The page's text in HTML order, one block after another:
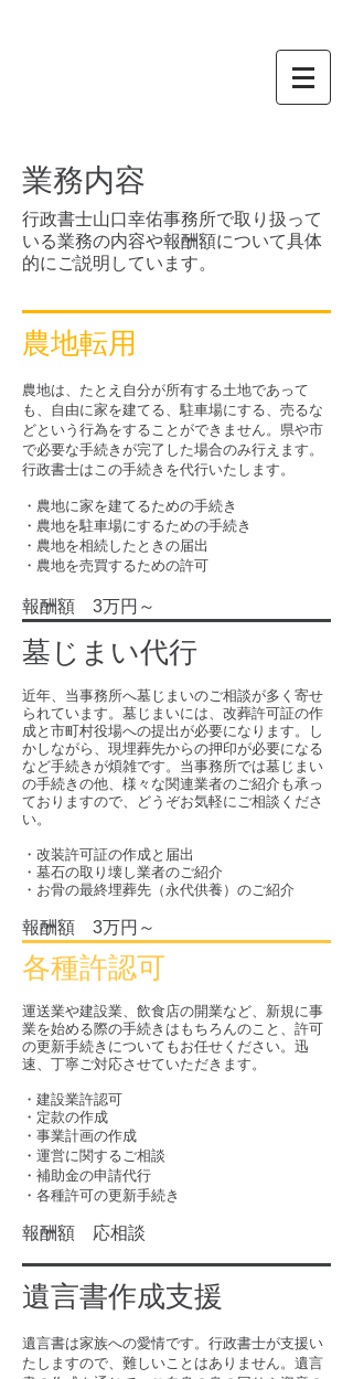
業務内容
行政書士山口幸佑事務所で取り扱って
いる業務の内容や報酬額について具体
的にご説明しています。​
農地転用
農地は、たとえ自分が所有する土地であって
も、自由に家を建てる、駐車場にする、売るな
どという行為をすることができません。県や市
で必要な手続きが完了した場合のみ行えます。
行政書士はこの手続きを代行いたします。
・農地に家を建てるための手続き
・農地を駐車場にするための手続き
・農地を相続したときの届出
・農地を売買するための許可
報酬額 3万円～
墓じまい代行
近年、当事務所へ墓じまいのご相談が多く寄せ
られています。墓じまいには、改葬許可証の作
成と市町村役場への提出が必要になります。し
かしながら、現埋葬先からの押印が必要になる
など手続きが煩雑です。当事務所では墓じまい
の手続きの他、様々な関連業者のご紹介も承っ
ておりますので、どうぞお気軽にご相談くださ
い。
・改装許可証の作成と届出
・墓石の取り壊し業者のご紹介
・お骨の最終埋葬先（永代供養）のご紹介
報酬額 3万円～
遺言書作成支援
遺言書は家族への愛情です。行政書士が支援い
たしますので、難しいことはありません。遺言
各種許認可
運送業や建設業、飲食店の開業など、新規に事
業を始める際の手続きはもちろんのこと、許可
の更新手続きについてもお任せください。迅
速、丁寧ご対応させていただきます。
・建設業許認可
・定款の作成
・ 事業計画の作成
・運営に関するご相談
・補助金の申請代行
・各種許可の更新手続き
報酬額 応相談